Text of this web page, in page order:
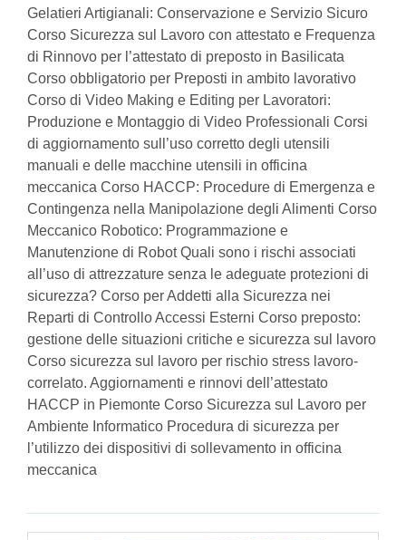
Gelatieri Artigianali: Conservazione e Servizio Sicuro
Corso Sicurezza sul Lavoro con attestato e Frequenza
di Rinnovo per l’attestato di preposto in Basilicata
Corso obbligatorio per Preposti in ambito lavorativo
Corso di Video Making e Editing per Lavoratori:
Produzione e Montaggio di Video Professionali Corsi
di aggiornamento sull’uso corretto degli utensili
manuali e delle macchine utensili in officina
meccanica Corso HACCP: Procedure di Emergenza e
Contingenza nella Manipolazione degli Alimenti Corso
Meccanico Robotico: Programmazione e
Manutenzione di Robot Quali sono i rischi associati
all’uso di attrezzature senza le adeguate protezioni di
sicurezza? Corso per Addetti alla Sicurezza nei
Reparti di Controllo Accessi Esterni Corso preposto:
gestione delle situazioni critiche e sicurezza sul lavoro
Corso sicurezza sul lavoro per rischio stress lavoro-
correlato. Aggiornamenti e rinnovi dell’attestato
HACCP in Piemonte Corso Sicurezza sul Lavoro per
Ambiente Informatico Procedura di sicurezza per
l’utilizzo dei dispositivi di sollevamento in officina
meccanica